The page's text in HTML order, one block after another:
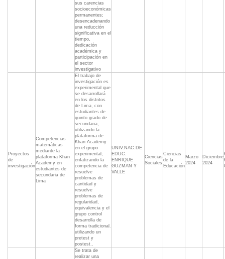
sus carencias
socioeconómicas
permanentes;
desencadenando
una reducción
significativa en el
tiempo,
dedicación
académica y
participación en
el sector
investigativo
Proyectos
de
investigación
Competencias
matemáticas
mediante la
plataforma Khan
Academy en
estudiantes de
secundaria de
Lima
El trabajo de
investigación es
experimental que
se desarrollará
en los distritos
de Lima, con
estudiantes de
quinto grado de
secundaria,
utilizando la
plataforma de
Khan Academy
en el grupo
experimental;
enfatizando la
competencia de
resuelve
problemas de
cantidad y
resuelve
problemas de
regularidad,
equivalencia y el
grupo control
desarrolla de
forma tradicional.
utilizando un
pretest y
postest..
UNIV.NAC.DE
EDUC.
ENRIQUE
GUZMAN Y
VALLE
Ciencias
Sociales
Ciencias
de la
Educación
Marzo
2024
Diciembre
2024
Se trata de
realizar una